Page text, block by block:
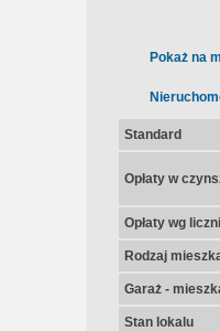
Pokaż na
Standard
Opłaty w
Opłaty wg
Rodzaj
Garaż -
Stan lokalu